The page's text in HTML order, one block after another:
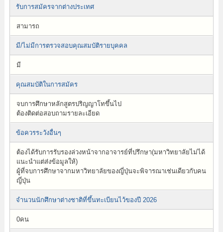
รับการสมัครจากต่างประเทศ
สามารถ
มี/ไม่มีการตรวจสอบคุณสมบัติรายบุคคล
มี
คุณสมบัติในการสมัคร
จบการศึกษาหลักสูตรปริญญาโทขึ้นไป
ต้องติดต่อสอบถามรายละเอียด
ข้อควรระวังอื่นๆ
ต้องได้รับการรับรองล่วงหน้าจากอาจารย์ที่ปรึกษา(มหาวิทยาลัยไม่ได้
แนะนำแต่ส่งข้อมูลให้)
ผู้ที่จบการศึกษาจากมหาวิทยาลัยของญี่ปุ่นจะพิจารณาเช่นเดียวกับคน
ญี่ปุ่น
จำนวนนักศึกษาต่างชาติที่ขึ้นทะเบียนไว้ของปี 2026
0คน